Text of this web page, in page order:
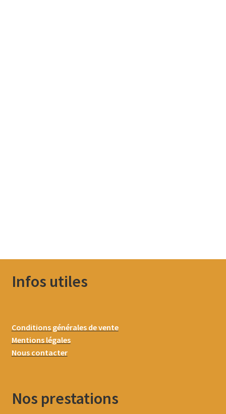
Infos utiles
Conditions générales de vente
Mentions légales
Nous contacter
Nos prestations